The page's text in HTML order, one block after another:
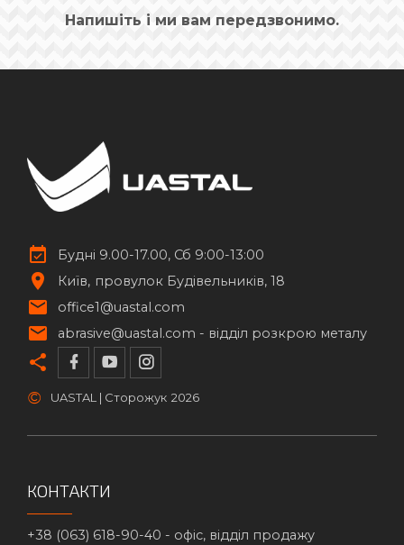
Напишіть і ми вам передзвонимо.
Будні 9.00-17.00, Сб 9:00-13:00
Київ
провулок Будівельників, 18
office1@uastal.com
abrasive@uastal.com - відділ розкрою металу
© UASTAL | Сторожук 2026
КОНТАКТИ
+38 (063) 618-90-40 - офіс, відділ продажу